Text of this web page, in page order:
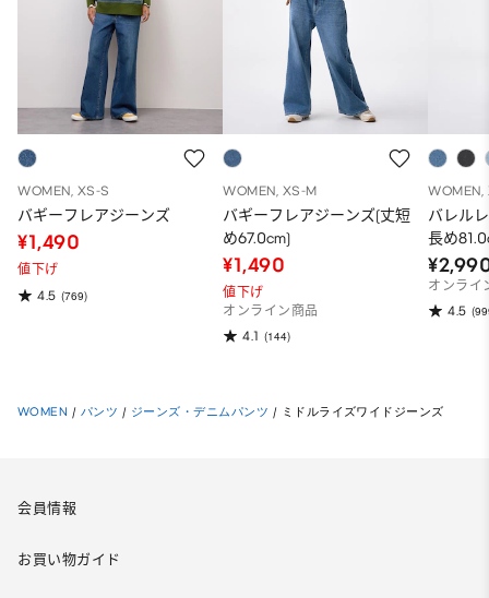
WOMEN, XS-S
バギーフレアジーンズ
¥1,490
値下げ
4.5 (769)
WOMEN, XS-M
バギーフレアジーンズ(丈短
め67.0cm)
¥1,490
値下げ
オンライン商品
4.1 (144)
WOMEN,
バレル
長め
オンライ
4.5
WOMEN / パンツ / ジーンズ・デニムパンツ / ミドルライズワイドジーンズ
会員情報
お買い物ガイド